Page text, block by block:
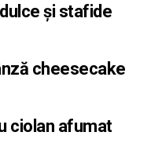
și stafide
cheesecake
ciolan afumat